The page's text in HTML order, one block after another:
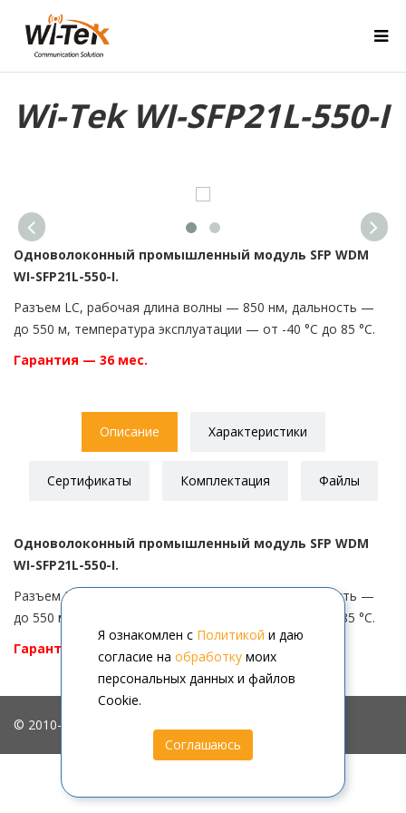
Wi-Tek WI-SFP21L-550-I
Одноволоконный промышленный модуль SFP WDM
WI-SFP21L-550-I.
Разъем LC, рабочая длина волны — 850 нм, дальность —
до 550 м, температура эксплуатации — от -40 °C до 85 °C.
Гарантия — 36 мес.
Описание Характеристики
Сертификаты Комплектация Файлы
Одноволоконный промышленный модуль SFP WDM
WI-SFP21L-550-I.
Разъем LC, рабочая длина волны — 850 нм, дальность —
до 550 м, температура эксплуатации — от -40 °C до 85 °C.
Гарантия — 36 мес.
© 2010-2026, ООО "АйПиМатика"
Я ознакомлен с Политикой и даю
согласие наобработку моих
персональных данных и файлов
Cookie.
Соглашаюсь